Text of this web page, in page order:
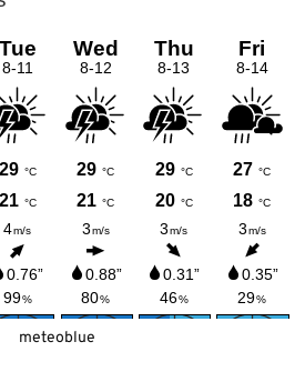
meteoblue